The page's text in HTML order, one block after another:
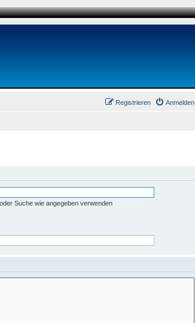
Anmelden
Registrieren
Suche wie angegeben verwenden